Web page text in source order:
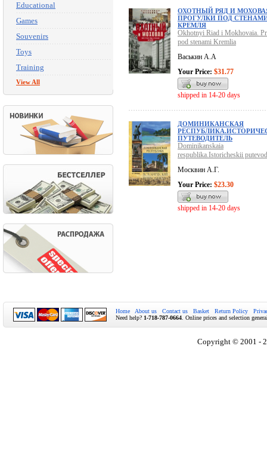
Educational
Games
Souvenirs
Toys
Training
View All
ОХОТНЫЙ РЯД И
ПРОГУЛКИ ПОД
КРЕМЛЯ
Okhotnyi Riad i Mokhovaia.
pod stenami Kremlia
Васькин А.А
Your Price: $31.77
shipped in 14-20 days
ДОМИНИКАНСКАЯ
ПУТЕВОДИТЕЛЬ
Dominikanskaia
respublika.Istoricheskii
Москвин А.Г.
Your Price: $23.30
shipped in 14-20 days
Home About us Contact us Basket Return Policy
Need help? 1-718-787-0664 . Online prices and selection
Copyright © 2001 -